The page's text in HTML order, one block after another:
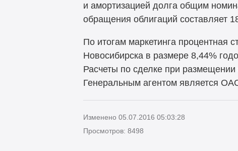
и амортизацией долга общим
обращения облигаций составляет
По итогам маркетинга процентная
Новосибирска в размере 8,44%
Расчеты по сделке при
Генеральным агентом является
Изменено 05.07.2016 05:03:28
Просмотров: 8498